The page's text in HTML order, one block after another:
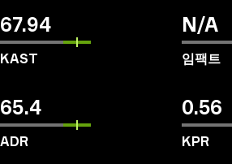
67.94
KAST
N/A
임팩트
65.4
ADR
0.56
KPR